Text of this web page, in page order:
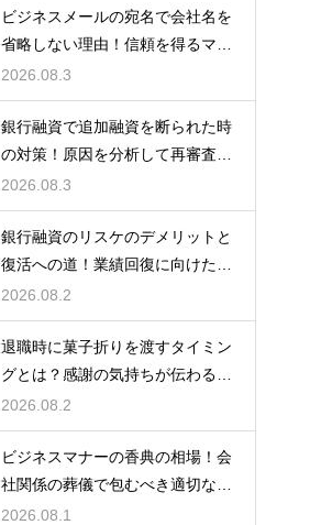
ビジネスメールの宛名で会社名を
省略しない理由！信頼を得るマナ
ー
2026.08.3
銀行融資で追加融資を断られた時
の対策！原因を分析して再審査を
狙う
2026.08.3
銀行融資のリスケのデメリットと
復活への道！業績回復に向けた事
業計画
2026.08.2
退職時に菓子折りを渡すタイミン
グとは？感謝の気持ちが伝わる正
しいマナー
2026.08.2
ビジネスマナーの香典の相場！会
社関係の葬儀で包むべき適切な金
額の目安
2026.08.1